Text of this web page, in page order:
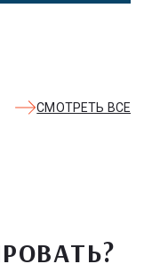
СМОТРЕТЬ ВСЕ